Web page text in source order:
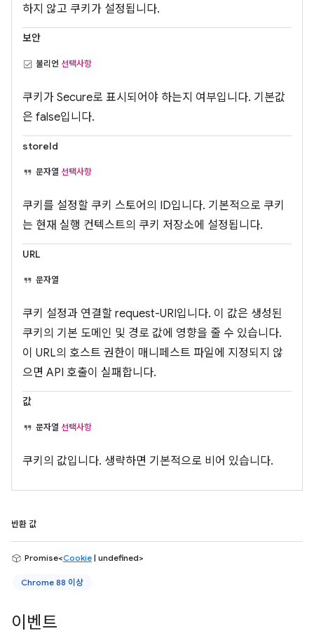
하지 않고 쿠키가 설정됩니다.
보안
불리언 선택사항
쿠키가 Secure로 표시되어야 하는지 여부입니다. 기본값
은 false입니다.
storeId
문자열 선택사항
쿠키를 설정할 쿠키 스토어의 ID입니다. 기본적으로 쿠키
는 현재 실행 컨텍스트의 쿠키 저장소에 설정됩니다.
URL
문자열
쿠키 설정과 연결할 request-URI입니다. 이 값은 생성된
쿠키의 기본 도메인 및 경로 값에 영향을 줄 수 있습니다.
이 URL의 호스트 권한이 매니페스트 파일에 지정되지 않
으면 API 호출이 실패합니다.
값
문자열 선택사항
쿠키의 값입니다. 생략하면 기본적으로 비어 있습니다.
반환 값
Promise<Cookie | undefined>
Chrome 88 이상
이벤트